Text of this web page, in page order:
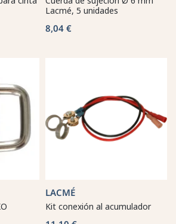
Lacmé, 5 unidades
8,04 €
LACMÉ
Kit conexión al acumulador